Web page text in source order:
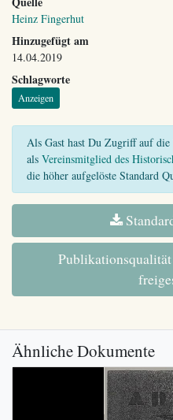
Heinz Fingerhut
Hinzugefügt am
14.04.2019
Schlagworte
Anzeigen
Als Gast hast Du Zugriff auf
als Vereinsmitglied des
die höher aufgelöste Standard
Ähnliche Dokumente